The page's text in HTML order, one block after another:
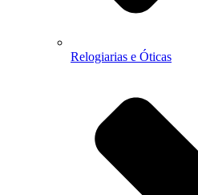
Relogiarias e Óticas